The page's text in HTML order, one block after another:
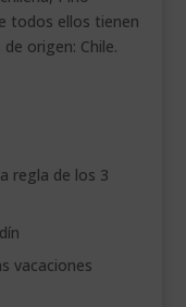
todos ellos tienen
origen: Chile.
regla de los 3
vacaciones